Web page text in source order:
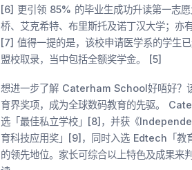
[6] 更引领 85% 的毕业生成功升读第一志
桥、艾克希特、布里斯托及诺丁汉大学；亦
[7] 值得一提的是，该校申请医学系的学生
盟校取录，当中包括全额奖学金。 [5]
想进一步了解 Caterham School好唔好？
育界奖项，成为全球数码教育的先驱。
选「最佳私立学校」[8]，并获《
育科技应用奖」[9]，同时入选 Edtech「教
的领先地位。家长可综合以上特色及成果